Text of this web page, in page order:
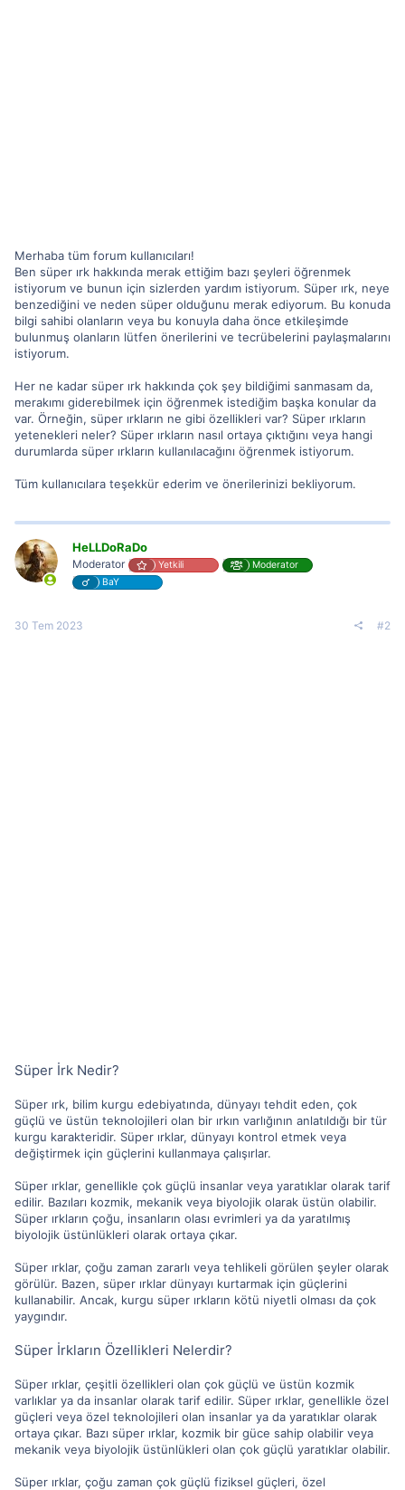
Merhaba tüm forum kullanıcıları!
Ben süper ırk hakkında merak ettiğim bazı şeyleri öğrenmek
istiyorum ve bunun için sizlerden yardım istiyorum. Süper ırk, neye
benzediğini ve neden süper olduğunu merak ediyorum. Bu konuda
bilgi sahibi olanların veya bu konuyla daha önce etkileşimde
bulunmuş olanların lütfen önerilerini ve tecrübelerini paylaşmalarını
istiyorum.
Her ne kadar süper ırk hakkında çok şey bildiğimi sanmasam da,
merakımı giderebilmek için öğrenmek istediğim başka konular da
var. Örneğin, süper ırkların ne gibi özellikleri var? Süper ırkların
yetenekleri neler? Süper ırkların nasıl ortaya çıktığını veya hangi
durumlarda süper ırkların kullanılacağını öğrenmek istiyorum.
Tüm kullanıcılara teşekkür ederim ve önerilerinizi bekliyorum.
HeLLDoRaDo
Moderator Yetkili
Moderator
BaY
30 Tem 2023 #2
Süper İrk Nedir?
Süper ırk, bilim kurgu edebiyatında, dünyayı tehdit eden, çok
güçlü ve üstün teknolojileri olan bir ırkın varlığının anlatıldığı bir tür
kurgu karakteridir. Süper ırklar, dünyayı kontrol etmek veya
değiştirmek için güçlerini kullanmaya çalışırlar.
Süper ırklar, genellikle çok güçlü insanlar veya yaratıklar olarak tarif
edilir. Bazıları kozmik, mekanik veya biyolojik olarak üstün olabilir.
Süper ırkların çoğu, insanların olası evrimleri ya da yaratılmış
biyolojik üstünlükleri olarak ortaya çıkar.
Süper ırklar, çoğu zaman zararlı veya tehlikeli görülen şeyler olarak
görülür. Bazen, süper ırklar dünyayı kurtarmak için güçlerini
kullanabilir. Ancak, kurgu süper ırkların kötü niyetli olması da çok
yaygındır.
Süper İrkların Özellikleri Nelerdir?
Süper ırklar, çeşitli özellikleri olan çok güçlü ve üstün kozmik
varlıklar ya da insanlar olarak tarif edilir. Süper ırklar, genellikle özel
güçleri veya özel teknolojileri olan insanlar ya da yaratıklar olarak
ortaya çıkar. Bazı süper ırklar, kozmik bir güce sahip olabilir veya
mekanik veya biyolojik üstünlükleri olan çok güçlü yaratıklar olabilir.
Süper ırklar, çoğu zaman çok güçlü fiziksel güçleri, özel